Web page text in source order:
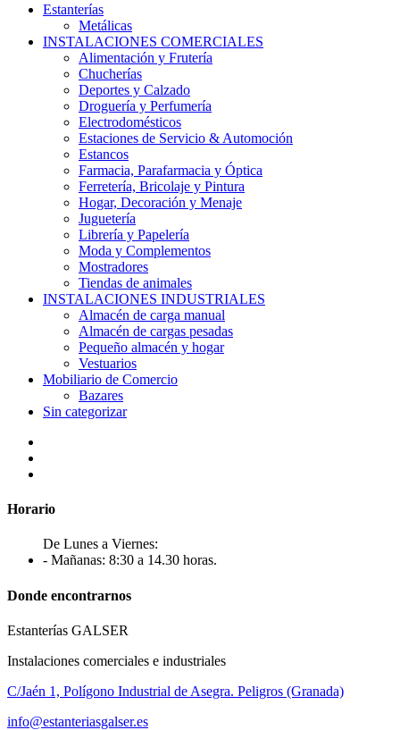
Estanterías
Metálicas
INSTALACIONES COMERCIALES
Alimentación y Frutería
Chucherías
Deportes y Calzado
Droguería y Perfumería
Electrodomésticos
Estaciones de Servicio & Automoción
Estancos
Farmacia, Parafarmacia y Óptica
Ferretería, Bricolaje y Pintura
Hogar, Decoración y Menaje
Juguetería
Librería y Papelería
Moda y Complementos
Mostradores
Tiendas de animales
INSTALACIONES INDUSTRIALES
Almacén de carga manual
Almacén de cargas pesadas
Pequeño almacén y hogar
Vestuarios
Mobiliario de Comercio
Bazares
Sin categorizar
Horario
De Lunes a Viernes:
- Mañanas: 8:30 a 14.30 horas.
Donde encontrarnos
Estanterías GALSER
Instalaciones comerciales e industriales
C/Jaén 1, Polígono Industrial de Asegra. Peligros (Granada)
info@estanteriasgalser.es